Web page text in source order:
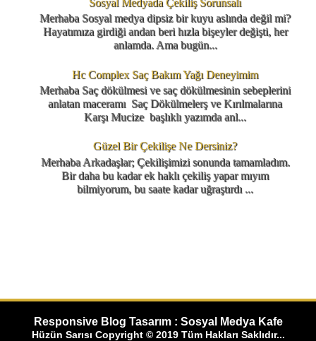
Sosyal Medyada Çekiliş Sorunsalı
Merhaba Sosyal medya dipsiz bir kuyu aslında değil mi?
Hayatımıza girdiği andan beri hızla bişeyler değişti, her
anlamda. Ama bugün...
Hc Complex Saç Bakım Yağı Deneyimim
Merhaba Saç dökülmesi ve saç dökülmesinin sebeplerini
anlatan maceramı Saç Dökülmelerş ve Kırılmalarına
Karşı Mucize başlıklı yazımda anl...
Güzel Bir Çekilişe Ne Dersiniz?
Merhaba Arkadaşlar; Çekilişimizi sonunda tamamladım.
Bir daha bu kadar ek haklı çekiliş yapar mıyım
bilmiyorum, bu saate kadar uğraştırdı ...
Responsive Blog Tasarım : Sosyal Medya Kafe
Hüzün Sarısı Copyright © 2019 Tüm Hakları Saklıdır...